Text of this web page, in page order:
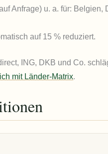
Anfrage) u. a. für:
auf 15 % reduziert.
ING, DKB und Co.
mit Länder-Matrix.